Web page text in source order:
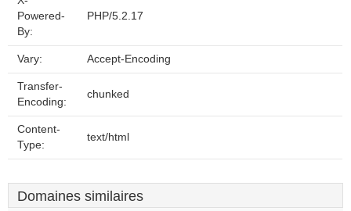
Powered-
By:
PHP/5.2.17
Vary: Accept-Encoding
Transfer-
Encoding:
chunked
Content-
Type:
text/html
Domaines similaires